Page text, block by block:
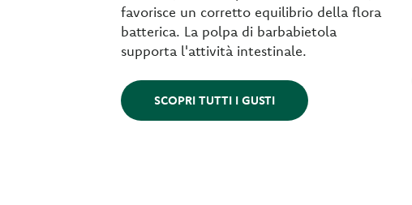
favorisce un corretto equilibrio della flora
batterica. La polpa di barbabietola
supporta l'attività intestinale.
SCOPRI TUTTI I GUSTI